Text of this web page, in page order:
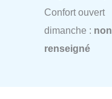
Confort ouvert
dimanche : non
renseigné